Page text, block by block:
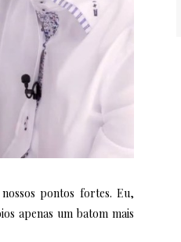
pontos fortes. Eu,
apenas um batom mais